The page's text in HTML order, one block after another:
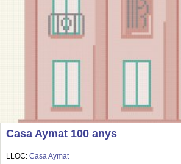
Casa Aymat 100 anys
LLOC: Casa Aymat